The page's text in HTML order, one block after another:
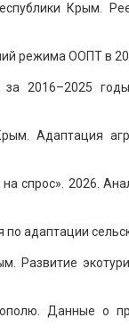
Крым.
режима ООПТ в
за 2016–2025
Адаптация
спрос». 2026.
адаптации
Развитие
Данные о